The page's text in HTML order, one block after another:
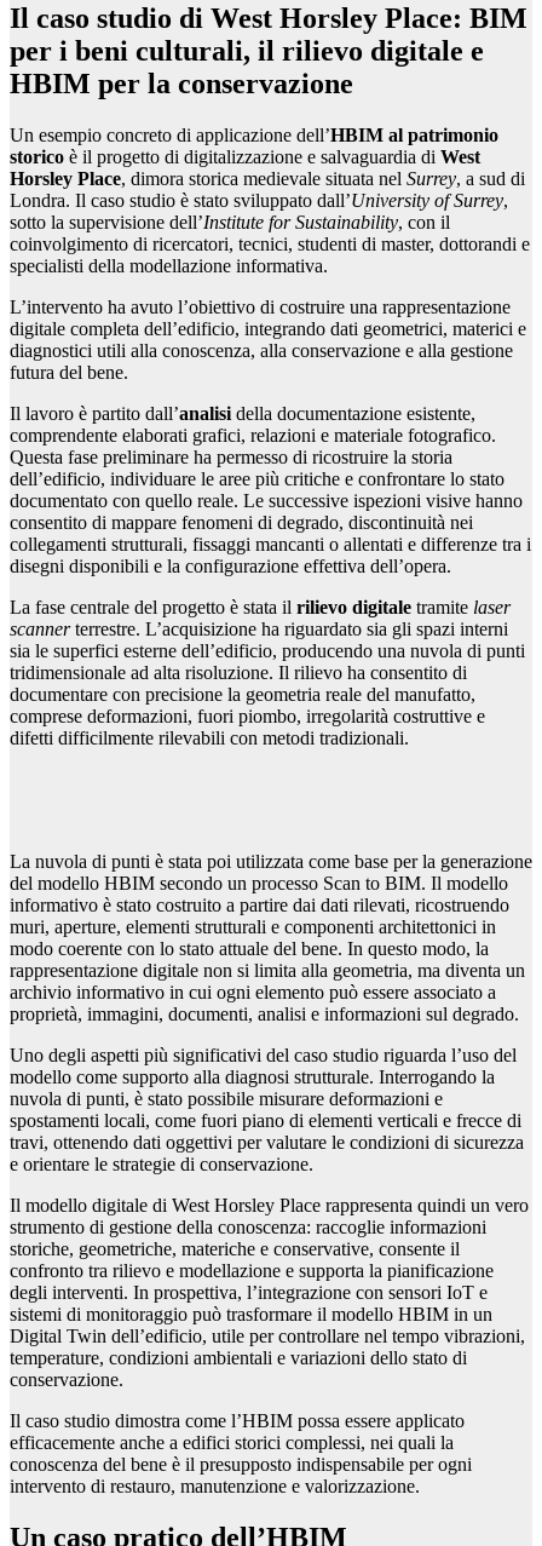
Il caso studio di West Horsley Place: BIM
per i beni culturali, il rilievo digitale e
HBIM per la conservazione
Un esempio concreto di applicazione dell’HBIM al patrimonio
storico è il progetto di digitalizzazione e salvaguardia di West
Horsley Place, dimora storica medievale situata nel Surrey, a sud di
Londra. Il caso studio è stato sviluppato dall’University of Surrey,
sotto la supervisione dell’Institute for Sustainability, con il
coinvolgimento di ricercatori, tecnici, studenti di master, dottorandi e
specialisti della modellazione informativa.
L’intervento ha avuto l’obiettivo di costruire una rappresentazione
digitale completa dell’edificio, integrando dati geometrici, materici e
diagnostici utili alla conoscenza, alla conservazione e alla gestione
futura del bene.
Il lavoro è partito dall’analisi della documentazione esistente,
comprendente elaborati grafici, relazioni e materiale fotografico.
Questa fase preliminare ha permesso di ricostruire la storia
dell’edificio, individuare le aree più critiche e confrontare lo stato
documentato con quello reale. Le successive ispezioni visive hanno
consentito di mappare fenomeni di degrado, discontinuità nei
collegamenti strutturali, fissaggi mancanti o allentati e differenze tra i
disegni disponibili e la configurazione effettiva dell’opera.
La fase centrale del progetto è stata il rilievo digitale tramite laser
scannerterrestre. L’acquisizione ha riguardato sia gli spazi interni
sia le superfici esterne dell’edificio, producendo una nuvola di punti
tridimensionale ad alta risoluzione. Il rilievo ha consentito di
documentare con precisione la geometria reale del manufatto,
comprese deformazioni, fuori piombo, irregolarità costruttive e
difetti difficilmente rilevabili con metodi tradizionali.
La nuvola di punti è stata poi utilizzata come base per la generazione
del modello HBIM secondo un processo Scan to BIM. Il modello
informativo è stato costruito a partire dai dati rilevati, ricostruendo
muri, aperture, elementi strutturali e componenti architettonici in
modo coerente con lo stato attuale del bene. In questo modo, la
rappresentazione digitale non si limita alla geometria, ma diventa un
archivio informativo in cui ogni elemento può essere associato a
proprietà, immagini, documenti, analisi e informazioni sul degrado.
Uno degli aspetti più significativi del caso studio riguarda l’uso del
modello come supporto alla diagnosi strutturale. Interrogando la
nuvola di punti, è stato possibile misurare deformazioni e
spostamenti locali, come fuori piano di elementi verticali e frecce di
travi, ottenendo dati oggettivi per valutare le condizioni di sicurezza
e orientare le strategie di conservazione.
Il modello digitale di West Horsley Place rappresenta quindi un vero
strumento di gestione della conoscenza: raccoglie informazioni
storiche, geometriche, materiche e conservative, consente il
confronto tra rilievo e modellazione e supporta la pianificazione
degli interventi. In prospettiva, l’integrazione con sensori IoT e
sistemi di monitoraggio può trasformare il modello HBIM in un
Digital Twin dell’edificio, utile per controllare nel tempo vibrazioni,
temperature, condizioni ambientali e variazioni dello stato di
conservazione.
Il caso studio dimostra come l’HBIM possa essere applicato
efficacemente anche a edifici storici complessi, nei quali la
conoscenza del bene è il presupposto indispensabile per ogni
intervento di restauro, manutenzione e valorizzazione.
Un caso pratico dell’HBIM